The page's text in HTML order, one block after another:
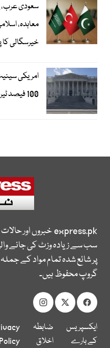
سعودی عرب،
معاہدہ،
خیرسگالی کا
امریکی
100 فیصد ٹیرف کا بل منظور کرلیا
express.pkخبروں اور
سب سے زیادہ وزٹ کی جانے
پر شائع شدہ تمام مواد کے
گروپ محفوظ ہیں۔
ایکسپریس
کے بارے
ضابطہ
اخلاق
Policy